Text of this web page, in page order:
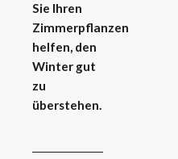
Sie Ihren
Zimmerpflanzen
helfen, den
Winter gut
zu
überstehen.